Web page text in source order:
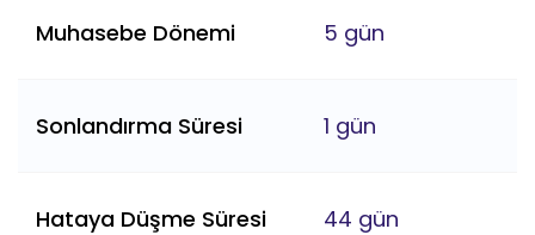
Muhasebe Dönemi 5 gün
Sonlandırma Süresi 1 gün
Hataya Düşme Süresi 44 gün